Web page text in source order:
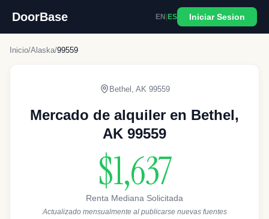
DoorBase EN ES Iniciar Sesion
Inicio/Alaska/99559
Bethel AK 99559
Mercado de alquiler en Bethel,
AK 99559
$1,637
Renta Mediana Solicitada
Actualizado mensualmente al publicarse nuevas fuentes